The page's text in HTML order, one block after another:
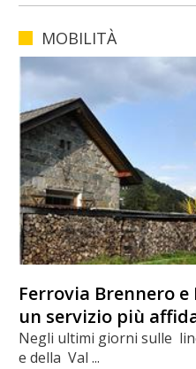
MOBILITÀ
Ferrovia Brennero
un servizio più
Negli ultimi giorni sulle
e della Val ...